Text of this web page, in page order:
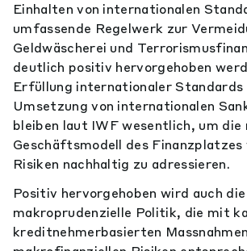
Einhalten von internationalen
umfassende Regelwerk zur
Geldwäscherei und
deutlich positiv hervorgehoben
Erfüllung internationaler Standards
Umsetzung von internationalen
bleiben laut IWF wesentlich, um die
Geschäftsmodell des Finanzplatzes
Risiken nachhaltig zu adressieren.
Positiv hervorgehoben wird auch die
makroprudenzielle Politik, die mit
kreditnehmerbasierten